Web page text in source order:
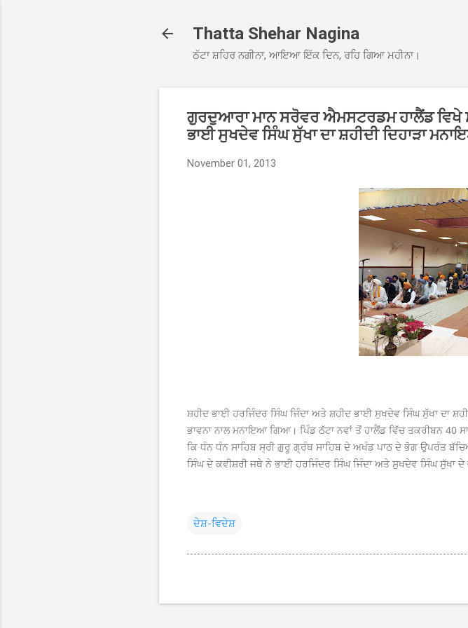
Thatta Shehar Nagina
ਠੱਟਾ ਸ਼ਹਿਰ ਨਗੀਨਾ, ਆਇਆ ਇੱਕ ਦਿਨ, ਰਹਿ ਗਿਆ ਮਹੀਨਾ।
ਗੁਰਦੁਆਰਾ ਮਾਨ ਸਰੋਵਰ ਐਮਸਟਰਡਮ ਹਾਲੈਂਡ ਵਿਖੇ
ਭਾਈ ਸੁਖਦੇਵ ਸਿੰਘ ਸੁੱਖਾ ਦਾ ਸ਼ਹੀਦੀ ਦਿਹਾੜਾ
November 01, 2013
ਸ਼ਹੀਦ ਭਾਈ ਹਰਜਿੰਦਰ ਸਿੰਘ ਜਿੰਦਾ ਅਤੇ ਸ਼ਹੀਦ ਭਾਈ ਸੁਖਦੇਵ ਸਿੰਘ ਸੁੱਖਾ ਦਾ
ਭਾਵਨਾ ਨਾਲ ਮਨਾਇਆ ਗਿਆ। ਪਿੰਡ ਠੱਟਾ ਨਵਾਂ ਤੋਂ ਹਾਲੈਂਡ ਵਿੱਚ ਤਕਰੀਬਨ 40
ਕਿ ਧੰਨ ਧੰਨ ਸਾਹਿਬ ਸ੍ਰੀ ਗੁਰੂ ਗ੍ਰੰਥ ਸਾਹਿਬ ਦੇ ਅਖੰਡ ਪਾਠ ਦੇ ਭੋਗ ਉਪਰੰਤ
ਸਿੰਘ ਦੇ ਕਵੀਸ਼ਰੀ ਜਥੇ ਨੇ ਭਾਈ ਹਰਜਿੰਦਰ ਸਿੰਘ ਜਿੰਦਾ ਅਤੇ ਸੁਖਦੇਵ ਸਿੰਘ
ਦੇਸ਼-ਵਿਦੇਸ਼